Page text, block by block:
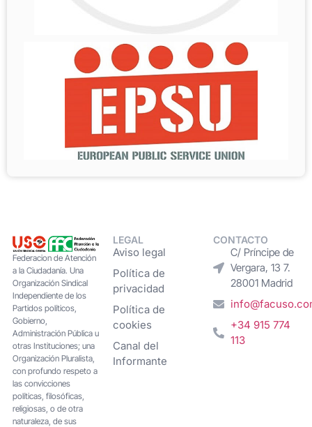
Federacion de Atención
a la Ciudadanía. Una
Organización Sindical
Independiente de los
Partidos políticos,
Gobierno,
Administración Pública u
otras Instituciones; una
Organización Pluralista,
con profundo respeto a
las convicciones
políticas, filosóficas,
religiosas, o de otra
naturaleza, de sus
LEGAL
Aviso legal
Política de
privacidad
Política de
cookies
Canal del
Informante
CONTACTO
C/ Príncipe de
Vergara, 13 7.
28001 Madrid
+34 915 774
113